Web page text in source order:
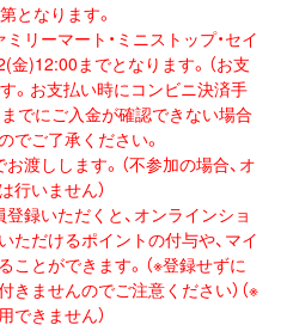
となります。
リーマート・ミニストップ・セイ
金)12:00までとなります。（お支
。お支払い時にコンビニ決済手
でにご入金が確認できない場合
でご了承ください。
渡しします。（不参加の場合、オ
行いません）
録いただくと、オンラインショ
ただけるポイントの付与や、マイ
とができます。（※登録せずに
ませんのでご注意ください）（※
できません）